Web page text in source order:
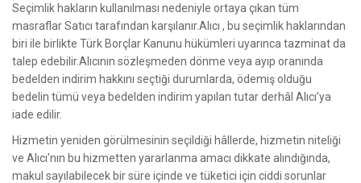
Seçimlik hakların kullanılması nedeniyle ortaya çıkan tüm
masraflar Satıcı tarafından karşılanır.Alıcı , bu seçimlik haklarından
biri ile birlikte Türk Borçlar Kanunu hükümleri uyarınca tazminat da
talep edebilir.Alıcının sözleşmeden dönme veya ayıp oranında
bedelden indirim hakkını seçtiği durumlarda, ödemiş olduğu
bedelin tümü veya bedelden indirim yapılan tutar derhâl Alıcı’ya
iade edilir.
Hizmetin yeniden görülmesinin seçildiği hâllerde, hizmetin niteliği
ve Alıcı’nın bu hizmetten yararlanma amacı dikkate alındığında,
makul sayılabilecek bir süre içinde ve tüketici için ciddi sorunlar